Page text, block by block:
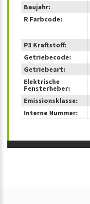
Baujahr:
R Farbcode:
P3 Kraftstoff:
Getriebecode:
Getriebeart:
Elektrische
Fensterheber:
Emissionsklasse:
Interne Nummer: